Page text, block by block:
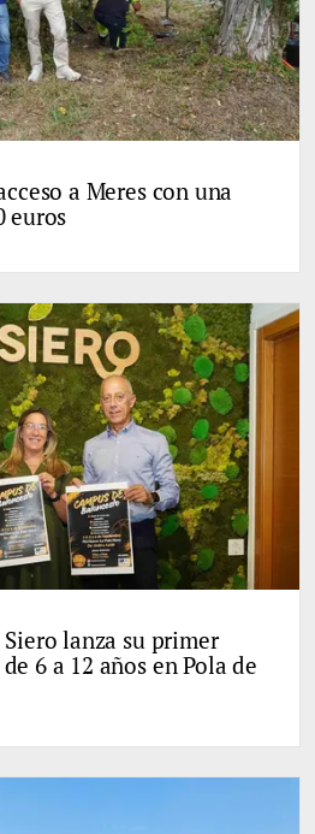
a Meres con una
euros
lanza su primer
6 a 12 años en Pola de